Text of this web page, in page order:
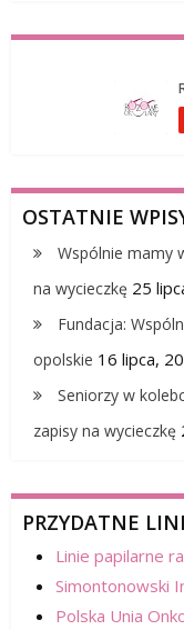
OSTATNIE
Wspólnie mamy
na wycieczkę 25
Fundacja:
opolskie 16 lipca,
Seniorzy w
zapisy na wycieczkę
PRZYDATNE
Linie papilarne
Simontonowski
Polska Unia